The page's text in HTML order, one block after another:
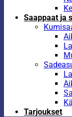
Saappaat ja
Tarjoukset